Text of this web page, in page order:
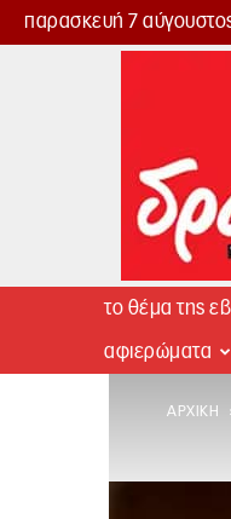
παρασκευή 7
Δρόμος
το θέμα της
αφιερώματα
ΑΡΧΙΚΉ